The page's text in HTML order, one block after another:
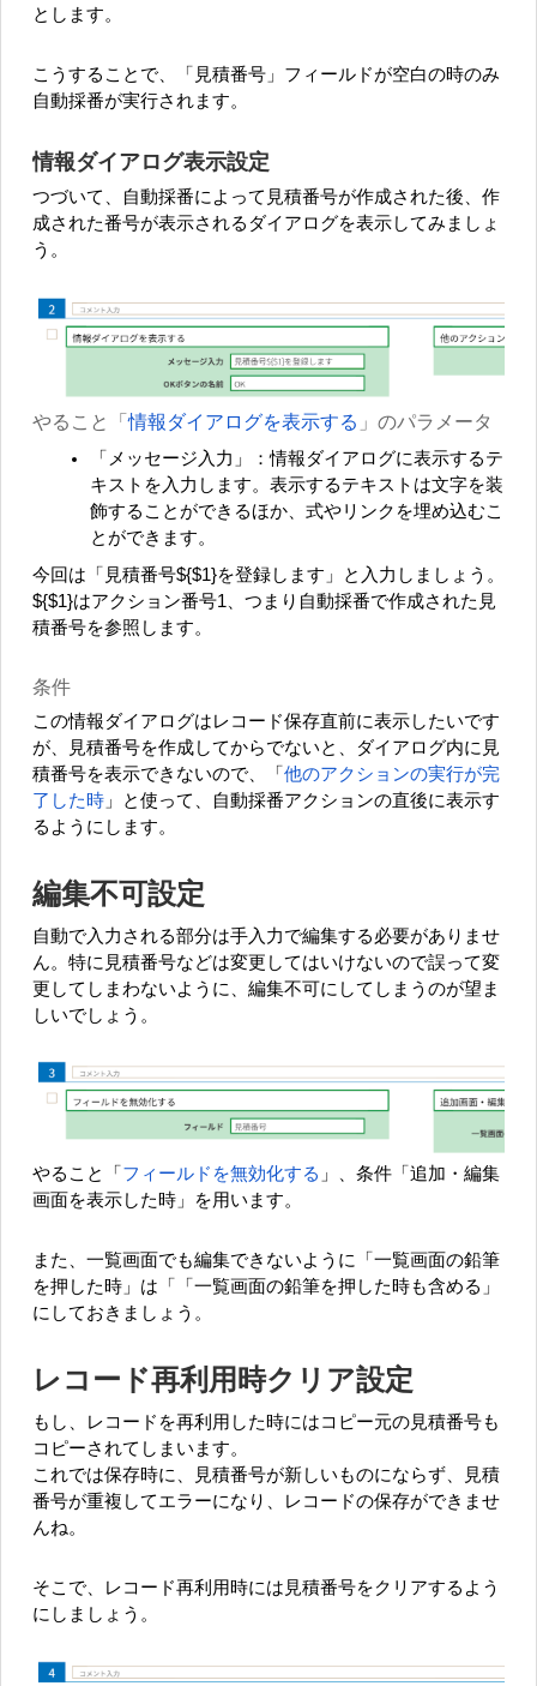
とします。
こうすることで、「見積番号」フィールドが空白の時のみ
自動採番が実行されます。
情報ダイアログ表示設定
つづいて、自動採番によって見積番号が作成された後、作
成された番号が表示されるダイアログを表示してみましょ
う。
やること「情報ダイアログを表示する 」のパラメータ
「メッセージ入力」：情報ダイアログに表示するテ
キストを入力します。表示するテキストは文字を装
飾することができるほか、式やリンクを埋め込むこ
とができます。
今回は「見積番号${$1}を登録します」と入力しましょう。
${$1}はアクション番号1、つまり自動採番で作成された見
積番号を参照します。
条件
この情報ダイアログはレコード保存直前に表示したいです
が、見積番号を作成してからでないと、ダイアログ内に見
積番号を表示できないので、「 他のアクションの実行が完
了した時 」と使って、自動採番アクションの直後に表示す
るようにします。
編集不可設定
自動で入力される部分は手入力で編集する必要がありませ
ん。特に見積番号などは変更してはいけないので誤って変
更してしまわないように、編集不可にしてしまうのが望ま
しいでしょう。
やること「 フィールドを無効化する 」、条件「追加・編集
画面を表示した時」を用います。
また、一覧画面でも編集できないように「一覧画面の鉛筆
を押した時」は「「一覧画面の鉛筆を押した時も含める」
にしておきましょう。
レコード再利用時クリア設定
もし、レコードを再利用した時にはコピー元の見積番号も
コピーされてしまいます。
これでは保存時に、見積番号が新しいものにならず、見積
番号が重複してエラーになり、レコードの保存ができませ
んね。
そこで、レコード再利用時には見積番号をクリアするよう
にしましょう。